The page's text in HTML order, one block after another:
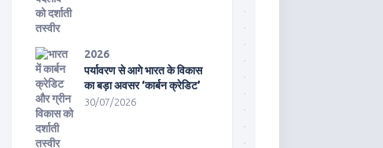
2026
पर्यावरण से आगे भारत के विकास
का बड़ा अवसर ‘कार्बन क्रेडिट’
30/07/2026